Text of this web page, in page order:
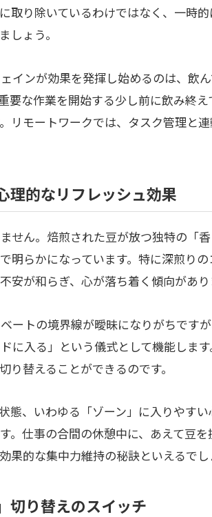
取り除いているわけではなく、一時
しょう。
インが効果を発揮し始めるのは、飲
要な作業を開始する少し前に飲み終え
リモートワークでは、タスク管理と
理的なリフレッシュ効果
せん。焙煎された豆が放つ独特の「
明らかになっています。特に深煎り
安が和らぎ、心が落ち着く傾向があり
ートの境界線が曖昧になりがちです
に入る」という儀式として機能しま
替えることができるのです。
態、いわゆる「ゾーン」に入りやす
。仕事の合間の休憩中に、あえて豆
果的な集中力維持の秘訣といえるでし
切り替えのスイッチ